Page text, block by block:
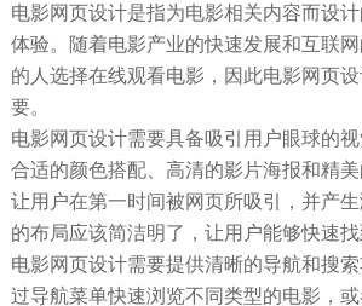
电影网页设计是指为电影相关内容而设
体验。随着电影产业的快速发展和互联
的人选择在线观看电影，因此电影网页
要。
电影网页设计需要具备吸引用户眼球的
合适的颜色搭配、高清的影片海报和精
让用户在第一时间被网页所吸引，并产
的布局应该简洁明了，让用户能够快速找
电影网页设计需要提供清晰的导航和搜
过导航菜单快速浏览不同类型的电影，